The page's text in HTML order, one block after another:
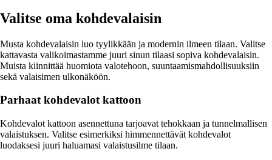
Valitse oma kohdevalaisin
Musta kohdevalaisin luo tyylikkään ja modernin ilmeen tilaan. Valitse
kattavasta valikoimastamme juuri sinun tilaasi sopiva kohdevalaisin.
Muista kiinnittää huomiota valotehoon, suuntaamismahdollisuuksiin
sekä valaisimen ulkonäköön.
Parhaat kohdevalot kattoon
Kohdevalot kattoon asennettuna tarjoavat tehokkaan ja tunnelmallisen
valaistuksen. Valitse esimerkiksi himmennettävät kohdevalot
luodaksesi juuri haluamasi valaistusilme tilaan.